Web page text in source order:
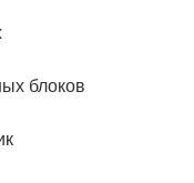
блоков